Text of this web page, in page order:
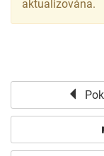
aktualizována.